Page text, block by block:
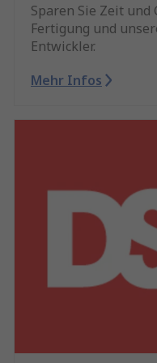
Sparen Sie Zeit
Fertigung und
Entwickler.
Mehr Infos